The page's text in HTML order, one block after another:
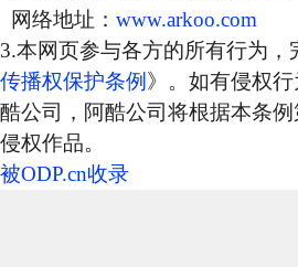
网络地址： www.arkoo.com
3.本网页参与各方的所有行为，
传播权保护条例 》。如有侵权
酷公司，阿酷公司将根据本条
侵权作品。
被ODP.cn收录